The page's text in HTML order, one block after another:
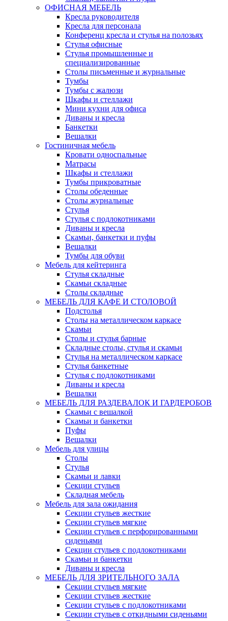
ОФИСНАЯ МЕБЕЛЬ
Кресла руководителя
Кресла для персонала
Конференц кресла и стулья на полозьях
Стулья офисные
Стулья промышленные и
специализированные
Столы письменные и журнальные
Тумбы
Тумбы с жалюзи
Шкафы и стеллажи
Мини кухни для офиса
Диваны и кресла
Банкетки
Вешалки
Гостиничная мебель
Кровати односпальные
Матрасы
Шкафы и стеллажи
Тумбы прикроватные
Столы обеденные
Столы журнальные
Стулья
Стулья с подлокотниками
Диваны и кресла
Скамьи, банкетки и пуфы
Вешалки
Тумбы для обуви
Мебель для кейтеринга
Стулья складные
Скамьи складные
Столы складные
МЕБЕЛЬ ДЛЯ КАФЕ И СТОЛОВОЙ
Подстолья
Столы на металлическом каркасе
Скамьи
Столы и стулья барные
Складные столы, стулья и скамьи
Стулья на металлическом каркасе
Стулья банкетные
Стулья с подлокотниками
Диваны и кресла
Вешалки
МЕБЕЛЬ ДЛЯ РАЗДЕВАЛОК И ГАРДЕРОБОВ
Скамьи с вешалкой
Скамьи и банкетки
Пуфы
Вешалки
Мебель для улицы
Столы
Стулья
Скамьи и лавки
Секции стульев
Складная мебель
Мебель для зала ожидания
Секции стульев жесткие
Секции стульев мягкие
Секции стульев с перфорированными
сиденьями
Секции стульев с подлокотниками
Скамьи и банкетки
Диваны и кресла
МЕБЕЛЬ ДЛЯ ЗРИТЕЛЬНОГО ЗАЛА
Секции стульев мягкие
Секции стульев жесткие
Секции стульев с подлокотниками
Секции стульев с откидными сиденьями